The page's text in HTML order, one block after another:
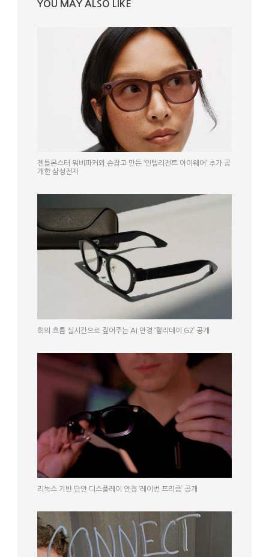
YOU MAY ALSO LIKE
젠틀몬스터·워비파커와 손잡고 만든 ‘인텔리전트 아이웨어’ 추가 공
개한 삼성전자
회의 흐름 실시간으로 짚어주는 AI 안경 ‘할리데이 G2’ 공개
리눅스 기반 단안 디스플레이 안경 ‘레이번 프리즘’ 공개